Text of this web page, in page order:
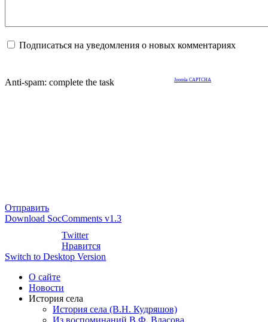
Подписаться на уведомления о новых комментариях
Anti-spam: complete the task Joomla CAPTCHA
Отправить
Download SocComments v1.3
Twitter
Нравится
Switch to Desktop Version
О сайте
Новости
История села
История села (В.Н. Кудряшов)